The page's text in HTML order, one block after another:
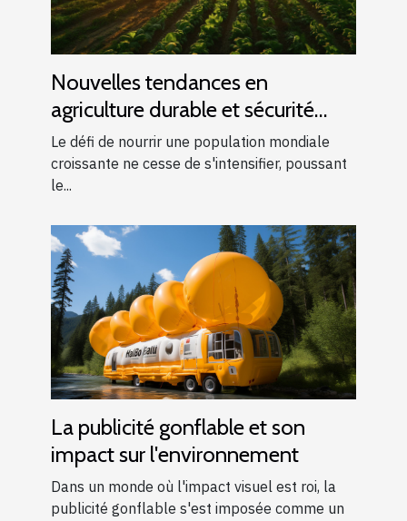
Nouvelles tendances en
agriculture durable et sécurité
alimentaire mondiale
Le défi de nourrir une population mondiale
croissante ne cesse de s'intensifier, poussant
le...
La publicité gonflable et son
impact sur l'environnement
Dans un monde où l'impact visuel est roi, la
publicité gonflable s'est imposée comme un